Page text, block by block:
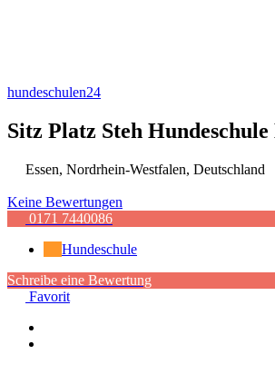
hundeschulen24
Sitz Platz Steh Hundeschule
Essen, Nordrhein-Westfalen, Deutschland
Keine Bewertungen
0171 7440086
Hundeschule
Schreibe eine Bewertung
Favorit